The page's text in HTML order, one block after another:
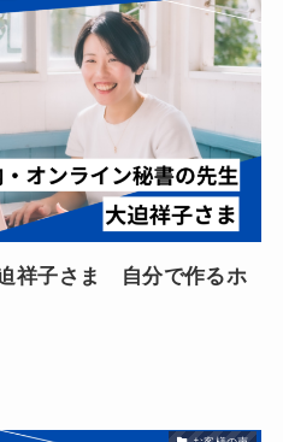
祥子さま 自分で作るホ